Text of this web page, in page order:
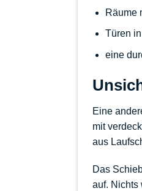
Räume
Türen
eine
Eine
mit
aus
Das
auf. Nichts